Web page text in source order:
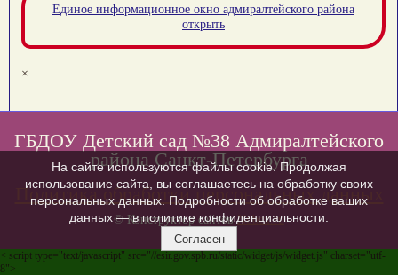
Единое информационное окно адмиралтейского района
открыть
×
ГБДОУ Детский сад №38 Адмиралтейского
района Санкт-Петербурга
Политика обработки персональных данных
© Конструктор сайтовNubex.ru
< script type="text/javascript" src="//esir.gov.spb.ru/static/widget/js/widget.js" charset="utf-
8">
На сайте используются файлы cookie. Продолжая
использование сайта, вы соглашаетесь на обработку своих
персональных данных. Подробности об обработке ваших
данных — в политике конфиденциальности.
Согласен